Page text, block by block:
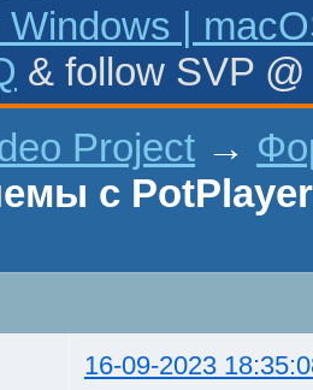
Windows |
& follow SVP
Project →
с
16-09-2023